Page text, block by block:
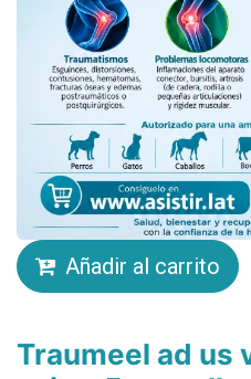
Añadir al carrito
Traumeel ad us